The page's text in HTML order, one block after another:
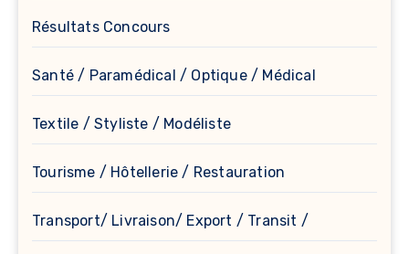
Résultats Concours
Santé / Paramédical / Optique / Médical
Textile / Styliste / Modéliste
Tourisme / Hôtellerie / Restauration
Transport/ Livraison/ Export / Transit /